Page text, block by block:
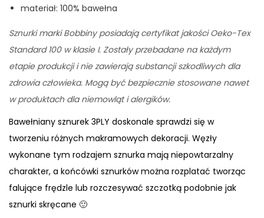
materiał: 100% bawełna
Sznurki marki Bobbiny posiadają certyfikat jakości Oeko-Tex
Standard 100 w klasie I. Zostały przebadane na każdym
etapie produkcji i nie zawierają substancji szkodliwych dla
zdrowia człowieka. Mogą być bezpiecznie stosowane nawet
w produktach dla niemowląt i alergików.
Bawełniany sznurek 3PLY doskonale sprawdzi się w
tworzeniu różnych makramowych dekoracji. Węzły
wykonane tym rodzajem sznurka mają niepowtarzalny
charakter, a końcówki sznurków można rozplatać tworząc
falujące frędzle lub rozczesywać szczotką podobnie jak
sznurki skręcane 🙂